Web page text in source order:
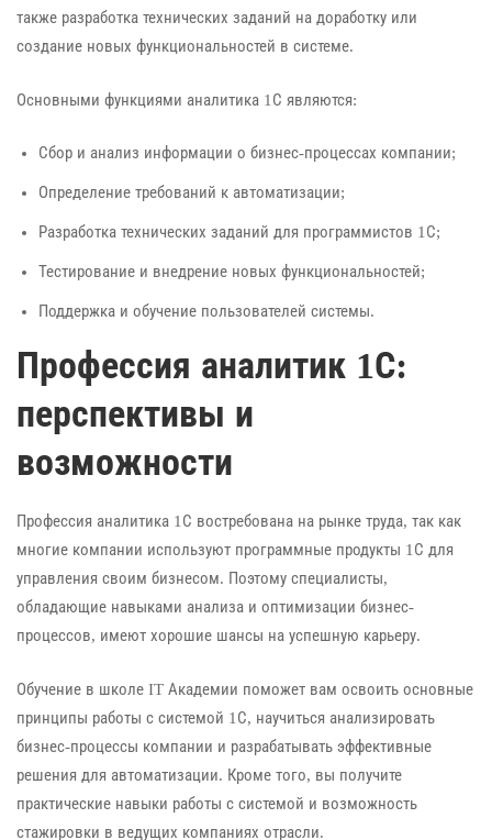
также разработка технических заданий на доработку или
создание новых функциональностей в системе.
Основными функциями аналитика 1С являются:
Сбор и анализ информации о бизнес-процессах компании;
Определение требований к автоматизации;
Разработка технических заданий для программистов 1С;
Тестирование и внедрение новых функциональностей;
Поддержка и обучение пользователей системы.
Профессия аналитик 1С:
перспективы и
возможности
Профессия аналитика 1С востребована на рынке труда, так как
многие компании используют программные продукты 1С для
управления своим бизнесом. Поэтому специалисты,
обладающие навыками анализа и оптимизации бизнес-
процессов, имеют хорошие шансы на успешную карьеру.
Обучение в школе IT Академии поможет вам освоить основные
принципы работы с системой 1С, научиться анализировать
бизнес-процессы компании и разрабатывать эффективные
решения для автоматизации. Кроме того, вы получите
практические навыки работы с системой и возможность
стажировки в ведущих компаниях отрасли.